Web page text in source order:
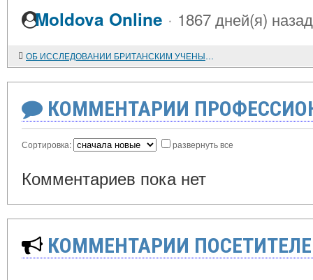
Moldova Online · 1867 дней(я) назад
ОБ ИССЛЕДОВАНИИ БРИТАНСКИМ УЧЕНЫМ Дж. ТОШЕМ ПРОБЛЕМ МЕТОДОЛОГИИ ИСТОРИИ
КОММЕНТАРИИ
Сортировка: развернуть все
Комментариев пока нет
КОММЕНТАРИИ